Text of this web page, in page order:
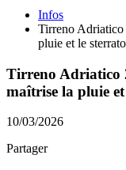
Infos
Tirreno Adriatico
pluie et le
Tirreno Adriatico
maîtrise la pluie
10/03/2026
Partager